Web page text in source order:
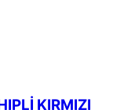
KIRMIZI